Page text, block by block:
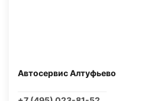
Автосервис Алтуфьево